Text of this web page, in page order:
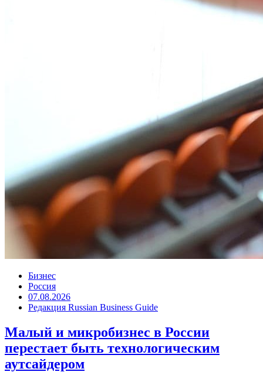
Бизнес
Россия
07.08.2026
Редакция Russian Business Guide
Малый и микробизнес в России
перестает быть технологическим
аутсайдером